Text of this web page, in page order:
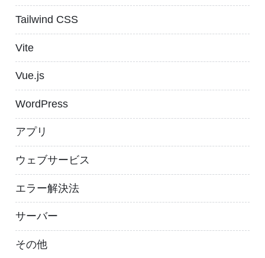
Tailwind CSS
Vite
Vue.js
WordPress
アプリ
ウェブサービス
エラー解決法
サーバー
その他